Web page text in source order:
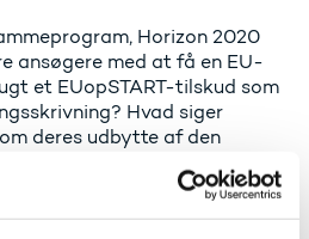
Horizon 2020
ansøgere med at få en EU-
et EUopSTART-tilskud som
Hvad siger
deres udbytte af den
Har brugerne